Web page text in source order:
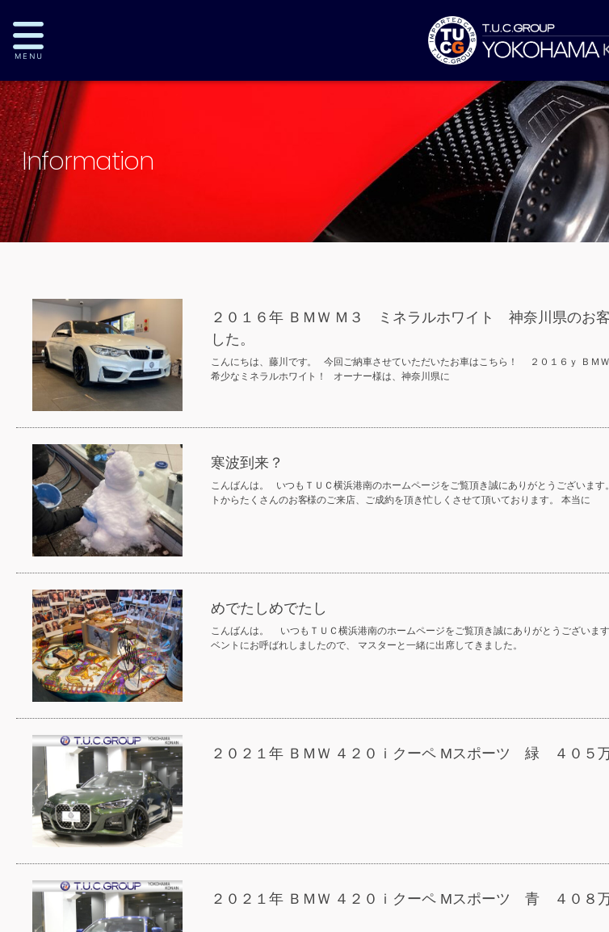
Information
２０１６年 ＢＭＷ Ｍ３ ミネラルホワイト 神奈川県のお
した。
こんにちは、藤川です。 今回ご納車させていただいたお車はこちら！ ２０１６ｙ ＢＭ
希少なミネラルホワイト！ オーナー様は、神奈川県に
寒波到来？
こんばんは。 いつもＴＵＣ横浜港南のホームページをご覧頂き誠にありがとうござい
トからたくさんのお客様のご来店、ご成約を頂き忙しくさせて頂いております。 本当に
めでたしめでたし
こんばんは。 いつもＴＵＣ横浜港南のホームページをご覧頂き誠にありがとうござい
ベントにお呼ばれしましたので、 マスターと一緒に出席してきました。
２０２１年 ＢＭＷ ４２０ｉクーペ Mスポーツ 緑 ４０５
２０２１年 ＢＭＷ ４２０ｉクーペ Mスポーツ 青 ４０８